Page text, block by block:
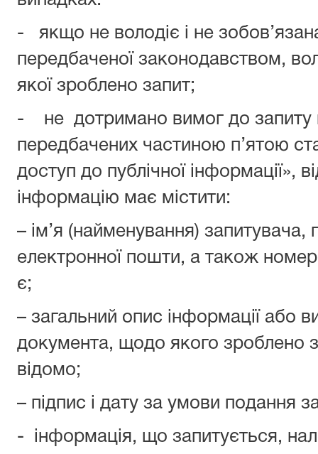
- якщо не володіє і не
передбаченої законодавством,
якої зроблено запит;
- не дотримано вимог до запиту
передбачених частиною п’ятою
доступ до публічної інформації»,
інформацію має містити:
– ім’я (найменування)
електронної пошти, а також
є;
– загальний опис інформації або
документа, щодо якого зроблено
відомо;
– підпис і дату за умови подання
- інформація, що запитується,